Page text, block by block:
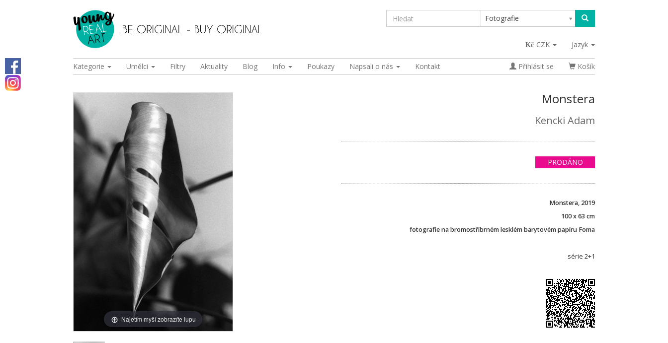
Fotografie
CZK Jazyk
Kategorie Umělci Filtry Aktuality Blog Info Poukazy Napsali o nás Kontakt Přihlásit se Košík
Najetím myší zobrazíte lupu
Monstera
Kencki Adam
PRODÁNO
Monstera, 2019
100 x 63 cm
fotografie na bromostříbrném lesklém barytovém papíru Foma
série 2+1